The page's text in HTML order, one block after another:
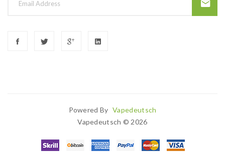
Powered By
78win
78 Win Judi Online
Vapedeutsch
Vapedeutsch © 2026